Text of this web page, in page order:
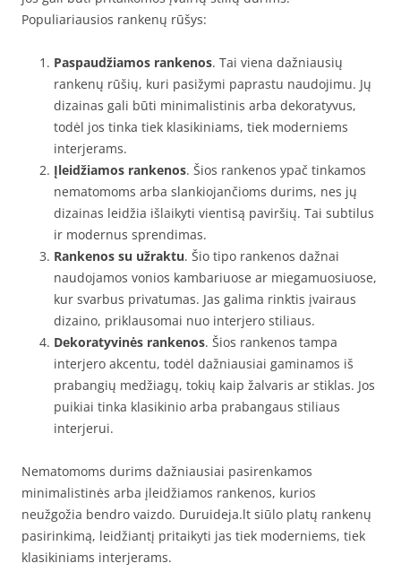
Populiariausios rankenų rūšys:
Paspaudžiamos rankenos. Tai viena dažniausių
rankenų rūšių, kuri pasižymi paprastu naudojimu. Jų
dizainas gali būti minimalistinis arba dekoratyvus,
todėl jos tinka tiek klasikiniams, tiek moderniems
interjerams.
Įleidžiamos rankenos. Šios rankenos ypač tinkamos
nematomoms arba slankiojančioms durims, nes jų
dizainas leidžia išlaikyti vientisą paviršių. Tai subtilus
ir modernus sprendimas.
Rankenos su užraktu. Šio tipo rankenos dažnai
naudojamos vonios kambariuose ar miegamuosiuose,
kur svarbus privatumas. Jas galima rinktis įvairaus
dizaino, priklausomai nuo interjero stiliaus.
Dekoratyvinės rankenos. Šios rankenos tampa
interjero akcentu, todėl dažniausiai gaminamos iš
prabangių medžiagų, tokių kaip žalvaris ar stiklas. Jos
puikiai tinka klasikinio arba prabangaus stiliaus
interjerui.
Nematomoms durims dažniausiai pasirenkamos
minimalistinės arba įleidžiamos rankenos, kurios
neužgožia bendro vaizdo. Duruideja.lt siūlo platų rankenų
pasirinkimą, leidžiantį pritaikyti jas tiek moderniems, tiek
klasikiniams interjerams.